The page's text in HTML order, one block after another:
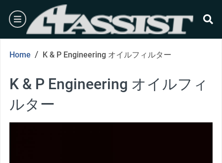
content
burger
Home / K & P Engineering オイルフィルター
K & P Engineering オイルフィ
ルター